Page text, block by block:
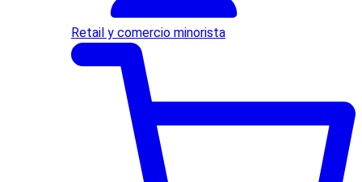
Retail y comercio minorista